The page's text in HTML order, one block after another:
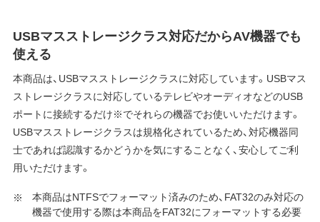
USBマスストレージクラス対応だからAV機器でも
使える
本商品は、USBマスストレージクラスに対応しています。USBマス
ストレージクラスに対応しているテレビやオーディオなどのUSB
ポートに接続するだけ※でそれらの機器でお使いいただけます。
USBマスストレージクラスは規格化されているため、対応機器同
士であれば認識するかどうかを気にすることなく、安心してご利
用いただけます。
本商品はNTFSでフォーマット済みのため、FAT32のみ対応の
機器で使用する際は本商品をFAT32にフォーマットする必要